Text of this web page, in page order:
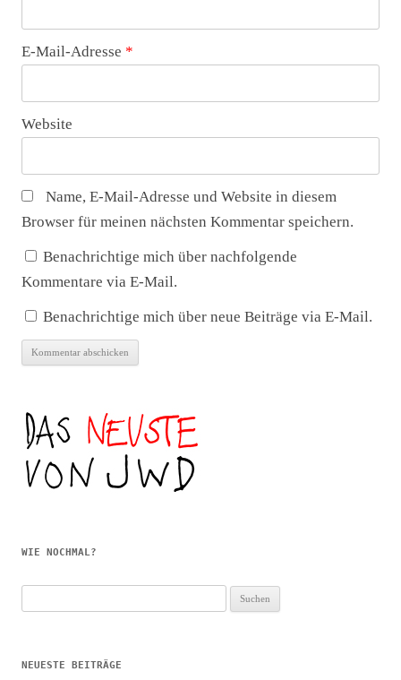
E-Mail-Adresse *
Website
Name, E-Mail-Adresse und Website in diesem
Browser für meinen nächsten Kommentar speichern.
Benachrichtige mich über nachfolgende
Kommentare via E-Mail.
Benachrichtige mich über neue Beiträge via E-Mail.
WIE NOCHMAL?
nach:
NEUESTE BEITRÄGE